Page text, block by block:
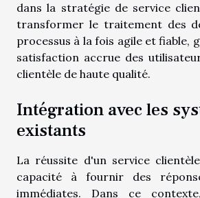
dans la stratégie de service
transformer le traitement des
processus à la fois agile et fiable,
satisfaction accrue des
clientèle de haute qualité.
Intégration avec les
existants
La réussite d'un service
capacité à fournir des
immédiates. Dans ce